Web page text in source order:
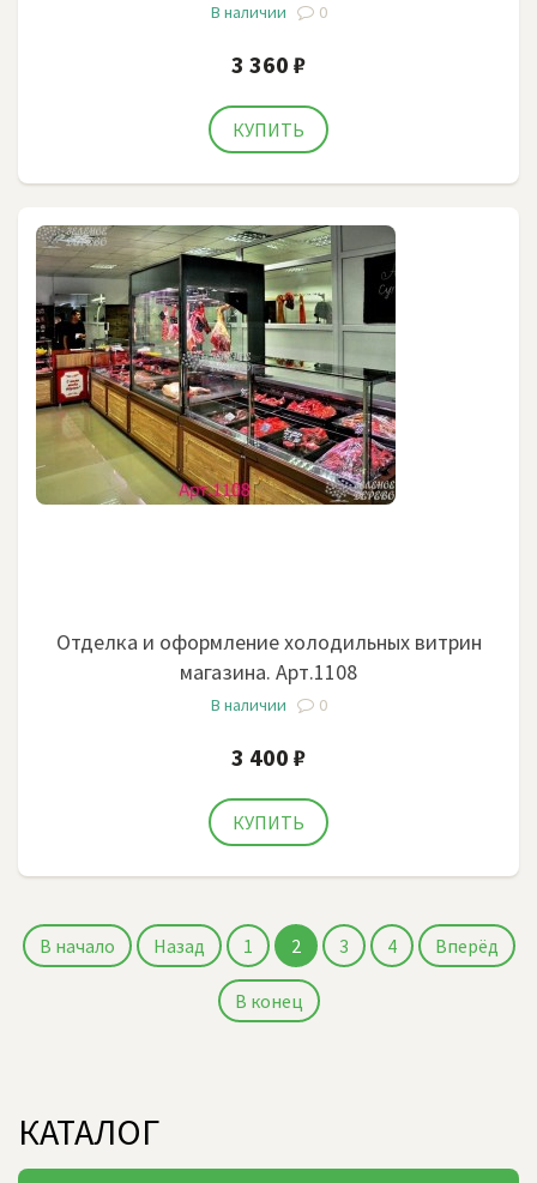
В наличии 0
3 360 ₽
Отделка и оформление холодильных витрин
магазина. Арт.1108
В наличии 0
3 400 ₽
В начало Назад 1 2 3 4 Вперёд
В конец
КАТАЛОГ